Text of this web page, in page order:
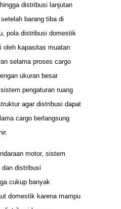
distribusi lanjutan
barang tiba di
pola distribusi domestik
oleh kapasitas muatan
selama proses cargo
ukuran besar
pengaturan ruang
agar distribusi dapat
cargo berlangsung
motor, sistem
dan distribusi
cukup banyak
domestik karena mampu